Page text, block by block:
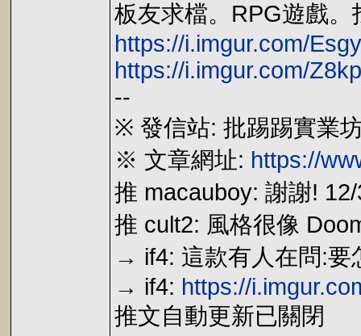
板友求檔。RPG遊戲
https://i.imgur.com/
https://i.imgur.com/
--
※ 發信站: 批踢踢實業
※ 文章網址: https://
推 macauboy: 謝謝!
推 cult2: 風格很像
→ if4: 這款有人在問:要
→ if4: https://
推文自動更新已關閉